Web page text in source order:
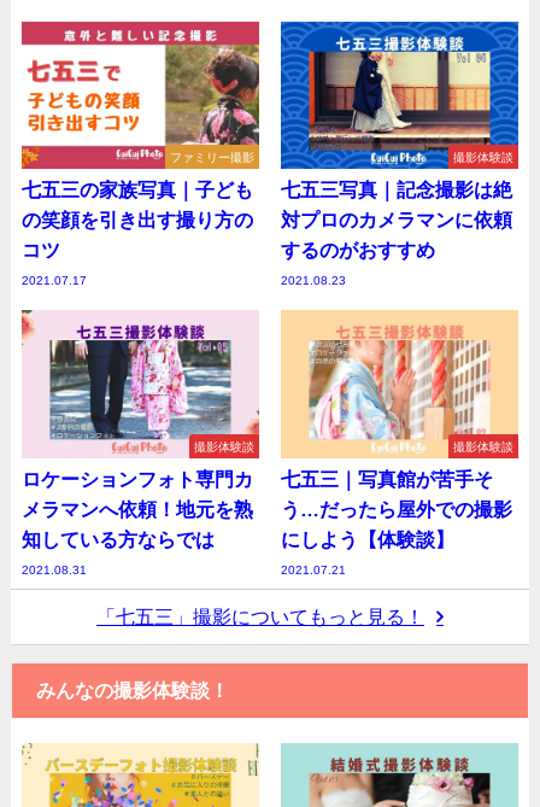
ファミリー撮影
七五三の家族写真｜子ども
の笑顔を引き出す撮り方の
コツ
2021.07.17
撮影体験談
七五三写真｜記念撮影は絶
対プロのカメラマンに依頼
するのがおすすめ
2021.08.23
撮影体験談
ロケーションフォト専門カ
メラマンへ依頼！地元を熟
知している方ならでは
2021.08.31
撮影体験談
七五三｜写真館が苦手そ
う…だったら屋外での撮影
にしよう【体験談】
2021.07.21
「七五三」撮影についてもっと見る！
みんなの撮影体験談！